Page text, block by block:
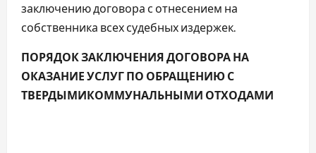
заключению договора с отнесением на
собственника всех судебных издержек.
ПОРЯДОК ЗАКЛЮЧЕНИЯ ДОГОВОРА НА
ОКАЗАНИЕ УСЛУГ ПО ОБРАЩЕНИЮ С
ТВЕРДЫМИКОММУНАЛЬНЫМИ ОТХОДАМИ